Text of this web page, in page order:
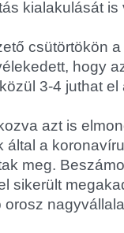
kialakulását
csütörtökön
hogy
3-4 juthat el
azt is
által a
meg.
sikerült